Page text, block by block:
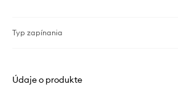
Typ zapínania
Údaje o produkte